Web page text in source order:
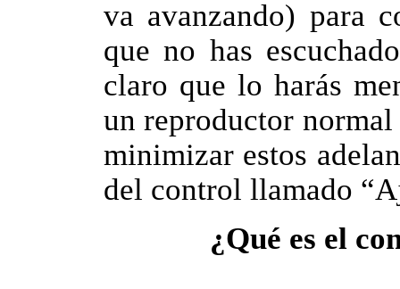
va avanzando) para
que no has
claro que lo harás
un reproductor
minimizar estos
del control llamado
¿Qué es el